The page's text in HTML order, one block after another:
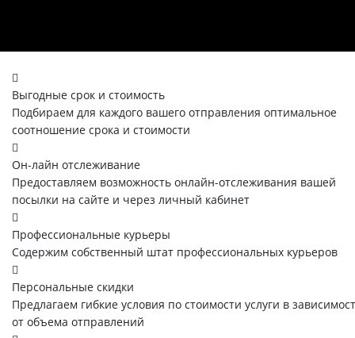
Выгодные срок и стоимость
Подбираем для каждого вашего отправления оптимальное
соотношение срока и стоимости
Он-лайн отслеживание
Предоставляем возможность онлайн-отслеживания вашей
посылки на сайте и через личный кабинет
Профессиональные курьеры
Содержим собственный штат профессиональных курьеров
Персональные скидки
Предлагаем гибкие условия по стоимости услуги в
от объема отправлений